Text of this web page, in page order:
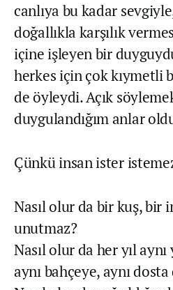
canlıya bu kadar
doğallıkla karşılık
içine işleyen bir
herkes için çok kıymetli
de öyleydi. Açık
duygulandığım anlar
Çünkü insan ister
Nasıl olur da bir kuş, bir
unutmaz?
Nasıl olur da her yıl
aynı bahçeye, aynı